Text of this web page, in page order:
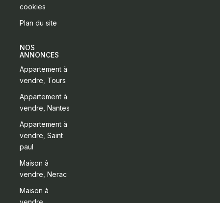
cookies
Plan du site
NOS
ANNONCES
Appartement à
vendre, Tours
Appartement à
vendre, Nantes
Appartement à
vendre, Saint
paul
Maison à
vendre, Nerac
Maison à